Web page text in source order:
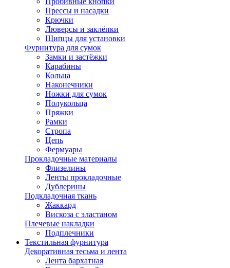
Прессы и насадки
Крючки
Люверсы и заклёпки
Щипцы для установки
Фурнитура для сумок
Замки и застёжки
Карабины
Кольца
Наконечники
Ножки для сумок
Полукольца
Пряжки
Рамки
Стропа
Цепь
Фермуары
Прокладочные материалы
Флизелины
Ленты прокладочные
Дублерины
Подкладочная ткань
Жаккард
Вискоза с эластаном
Плечевые накладки
Подплечники
Текстильная фурнитура
Декоративная тесьма и лента
Лента бархатная